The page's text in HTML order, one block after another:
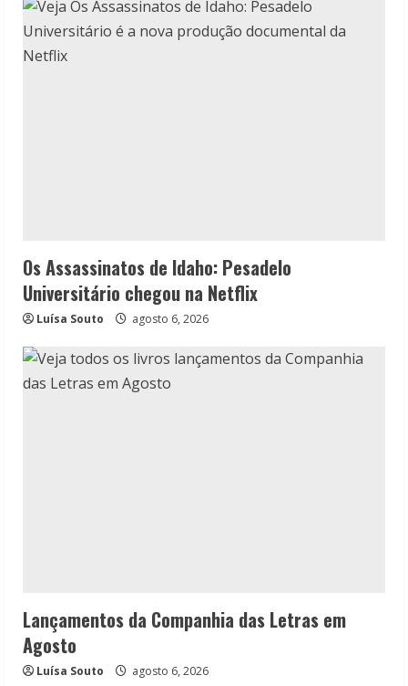
Os Assassinatos de Idaho: Pesadelo
Universitário chegou na Netflix
Luísa Souto agosto 6, 2026
Lançamentos da Companhia das Letras em
Agosto
Luísa Souto agosto 6, 2026